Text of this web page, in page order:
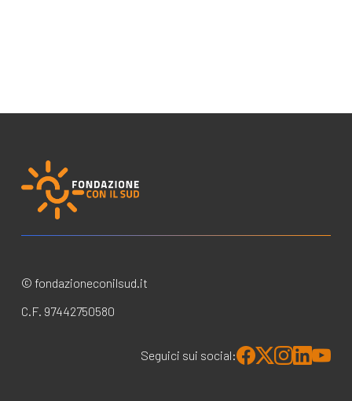
© fondazioneconilsud.it
C.F. 97442750580
Seguici sui social: